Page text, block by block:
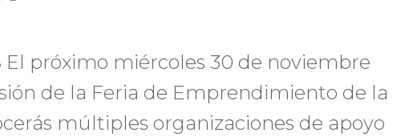
El próximo miércoles 30 de noviembre
de la Feria de Emprendimiento de la
múltiples organizaciones de apoyo